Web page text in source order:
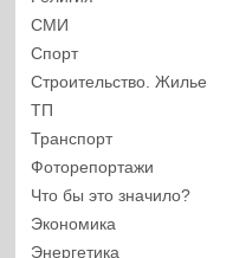
СМИ
Спорт
Строительство. Жилье
ТП
Транспорт
Фоторепортажи
Что бы это значило?
Экономика
Энергетика